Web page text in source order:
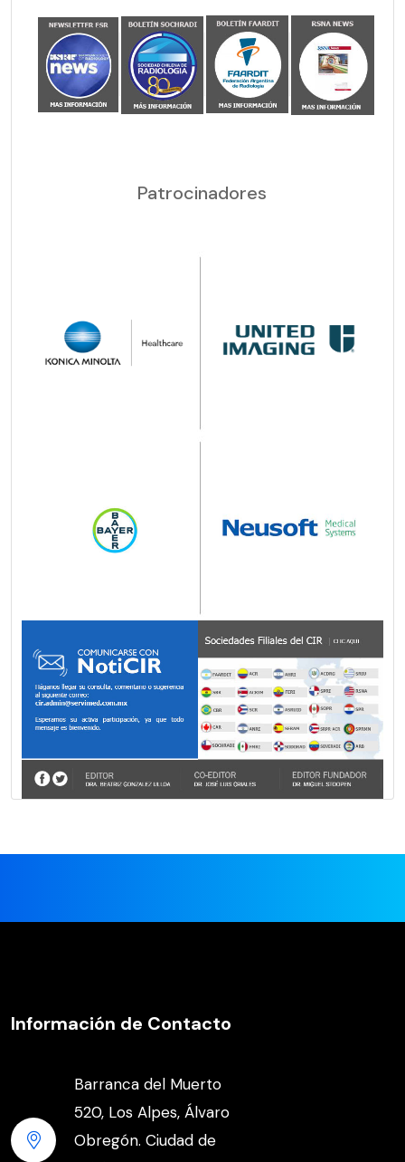
Patrocinadores
Información de Contacto
Barranca del Muerto
520, Los Alpes, Álvaro
Obregón. Ciudad de